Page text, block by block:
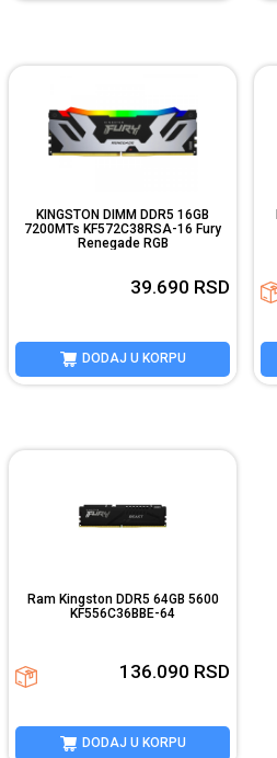
KINGSTON DIMM DDR5 16GB
7200MTs KF572C38RSA-16 Fury
Renegade RGB
39.690 RSD
DODAJ U KORPU
Ram Kingston DDR5 64GB 5600
KF556C36BBE-64
136.090 RSD
DODAJ U KORPU